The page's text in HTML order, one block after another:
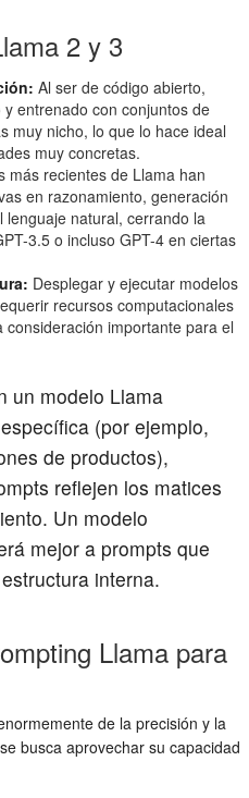
2 y 3
Al ser de código abierto,
entrenado con conjuntos de
muy nicho, lo que lo hace ideal
muy concretas.
más recientes de Llama han
en razonamiento, generación
natural, cerrando la
3.5 o incluso GPT-4 en ciertas
Desplegar y ejecutar modelos
recursos computacionales
importante para el
un modelo Llama
(por ejemplo,
de productos),
reflejen los matices
Un modelo
mejor a prompts que
interna.
Llama para
de la precisión y la
busca aprovechar su capacidad